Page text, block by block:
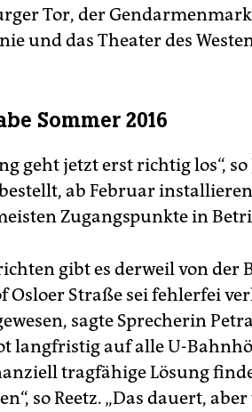
Tor, der
und das Theater des
Sommer 2016
geht jetzt erst richtig los“,
ab Februar
Zugangspunkte in
gibt es derweil von der
Osloer Straße sei fehlerfei
sagte Sprecherin
langfristig auf alle U-
tragfähige Lösung
so Reetz. „Das dauert,